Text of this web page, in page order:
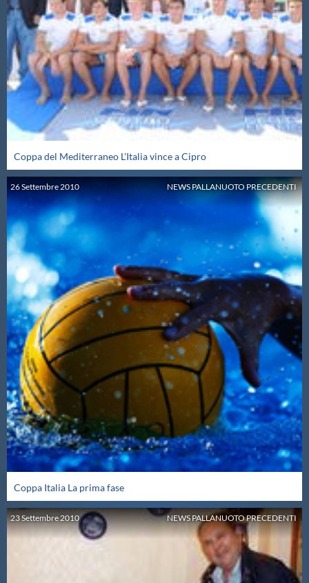
Galleria fotografica
Videogallery
Intranet
Webmail
Contatti
Mappa del sito
Coppa del Mediterraneo L'Italia vince a Cipro
NEWS PALLANUOTO PRECEDENTI
26Settembre2010
Coppa Italia La prima fase
NEWS PALLANUOTO PRECEDENTI
23Settembre2010